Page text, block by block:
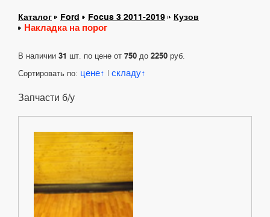
Каталог Ford Focus 3 2011-2019 Кузов
Накладка на порог
В наличии 31 шт. по цене от 750 до 2250 руб.
Сортировать по: цене | складу
Запчасти б/у